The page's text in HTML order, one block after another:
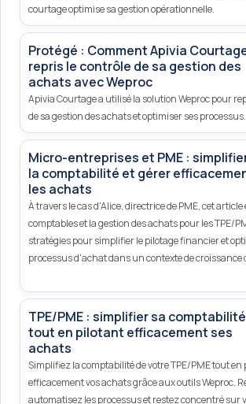
courtage optimise sa gestion opérationnelle.
Protégé : Comment Apivia
repris le contrôle de sa gestion des
achats avec Weproc
Apivia Courtage a utilisé la solution Weproc pour
de sa gestion des achats et optimiser ses processus.
Micro-entreprises et PME :
la comptabilité et gérer
les achats
À travers le cas d'Alice, directrice de PME, cet article
comptables et la gestion des achats pour les TPE/
stratégies pour simplifier le pilotage financier et
processus d'achat dans un contexte de croissance
TPE/PME : simplifier sa comptabilité
tout en pilotant efficacement ses
achats
Simplifiez la comptabilité de votre TPE/PME tout
efficacement vos achats grâce aux outils Weproc.
automatisez les processus et restez concentré sur